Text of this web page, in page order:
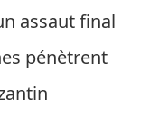
assaut final
pénètrent